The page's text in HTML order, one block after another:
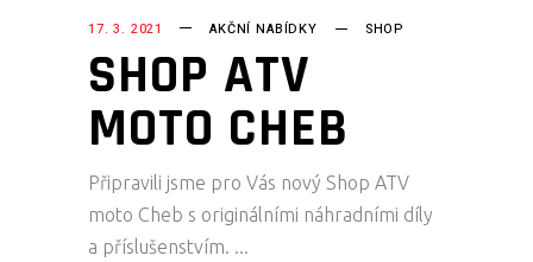
17. 3. 2021 AKČNÍ NABÍDKY SHOP
SHOP ATV
MOTO CHEB
Připravili jsme pro Vás nový Shop ATV
moto Cheb s originálními náhradními díly
a příslušenstvím.